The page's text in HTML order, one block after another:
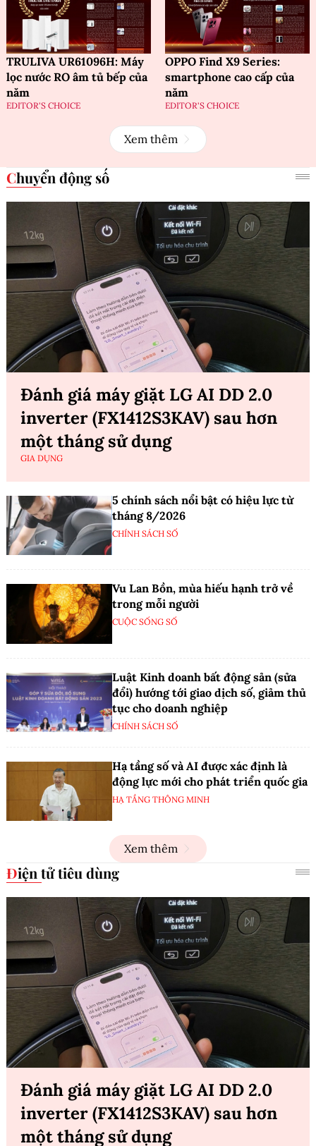
TRULIVA UR61096H: Máy
lọc nước RO âm tủ bếp của
năm
EDITOR'S CHOICE
OPPO Find X9 Series:
smartphone cao cấp của
năm
EDITOR'S CHOICE
Xem thêm
Chuyển động số
Đánh giá máy giặt LG AI DD 2.0
inverter (FX1412S3KAV) sau hơn
một tháng sử dụng
GIA DỤNG
5 chính sách nổi bật có hiệu lực từ
tháng 8/2026
CHÍNH SÁCH SỐ
Vu Lan Bồn, mùa hiếu hạnh trở về
trong mỗi người
CUỘC SỐNG SỐ
Luật Kinh doanh bất động sản (sửa
đổi) hướng tới giao dịch số, giảm thủ
tục cho doanh nghiệp
CHÍNH SÁCH SỐ
Hạ tầng số và AI được xác định là
động lực mới cho phát triển quốc gia
HẠ TẦNG THÔNG MINH
Xem thêm
Điện tử tiêu dùng
Đánh giá máy giặt LG AI DD 2.0
inverter (FX1412S3KAV) sau hơn
một tháng sử dụng